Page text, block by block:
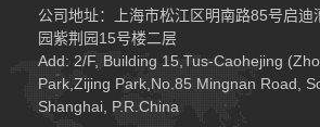
产品平均电容量显著提高。在实际生产
线分散机结合使用，先由在线分散机预
TRILOS超高压纳米均质机处理，进一
和产品质量。对于LTCC和HTCC浆料
同样适用，能更好地满足不同电子浆料
公司地址：上海市松江区明南路85号启迪
园紫荆园15号楼二层
Add: 2/F, Building 15,Tus-Caohejing
Park,Zijing Park,No.85 Mingnan Road,
Shanghai, P.R.China